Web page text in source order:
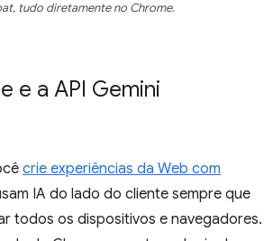
tudo diretamente no Chrome.
e a API Gemini
crie experiências da Web com
IA do lado do cliente sempre que
todos os dispositivos e navegadores.